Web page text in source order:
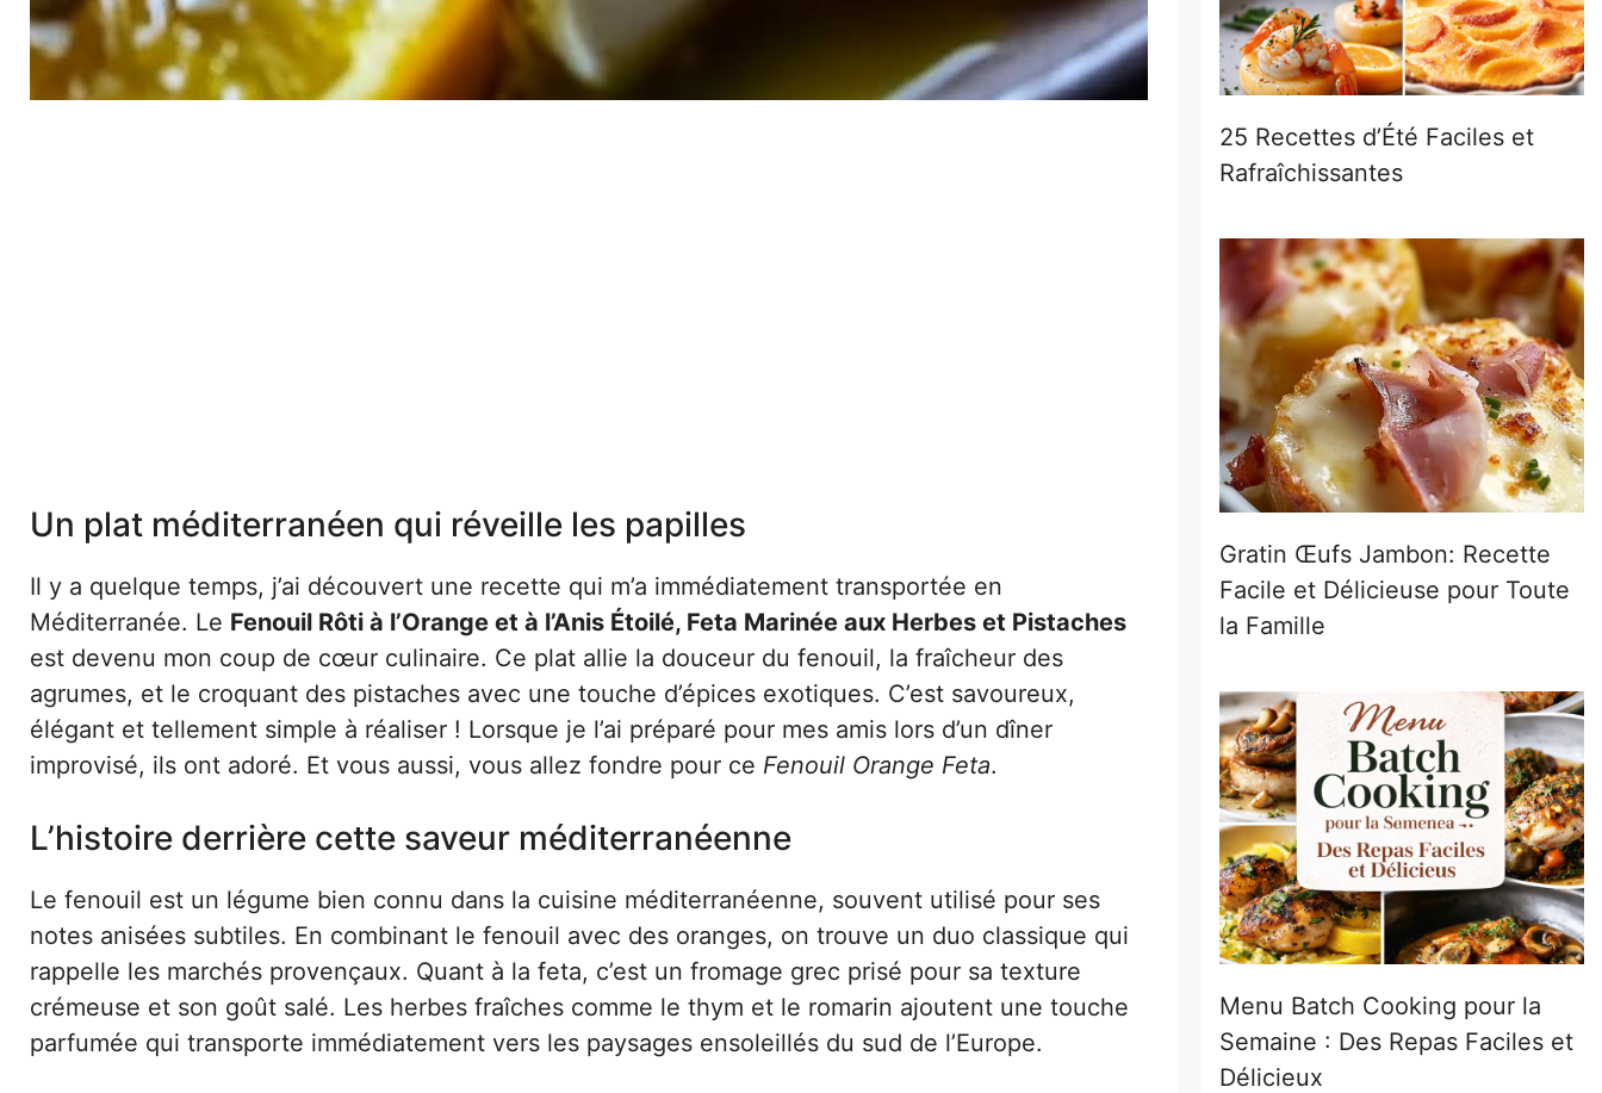
Un plat méditerranéen qui réveille les papilles
Il y a quelque temps, j’ai découvert une recette qui m’a immédiatement transportée en
Méditerranée. Le Fenouil Rôti à l’Orange et à l’Anis Étoilé, Feta Marinée aux Herbes et Pistaches
est devenu mon coup de cœur culinaire. Ce plat allie la douceur du fenouil, la fraîcheur des
agrumes, et le croquant des pistaches avec une touche d’épices exotiques. C’est savoureux,
élégant et tellement simple à réaliser ! Lorsque je l’ai préparé pour mes amis lors d’un dîner
improvisé, ils ont adoré. Et vous aussi, vous allez fondre pour ce Fenouil Orange Feta.
L’histoire derrière cette saveur méditerranéenne
Le fenouil est un légume bien connu dans la cuisine méditerranéenne, souvent utilisé pour ses
notes anisées subtiles. En combinant le fenouil avec des oranges, on trouve un duo classique qui
rappelle les marchés provençaux. Quant à la feta, c’est un fromage grec prisé pour sa texture
crémeuse et son goût salé. Les herbes fraîches comme le thym et le romarin ajoutent une touche
parfumée qui transporte immédiatement vers les paysages ensoleillés du sud de l’Europe.
25 Recettes d’Été Faciles et
Rafraîchissantes
Gratin Œufs Jambon: Recette
Facile et Délicieuse pour Toute
la Famille
Menu Batch Cooking pour la
Semaine : Des Repas Faciles et
Délicieux